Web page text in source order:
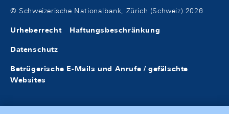
© Schweizerische Nationalbank, Zürich (Schweiz) 2026
Urheberrecht Haftungsbeschränkung
Datenschutz
Betrügerische E-Mails und Anrufe / gefälschte
Websites